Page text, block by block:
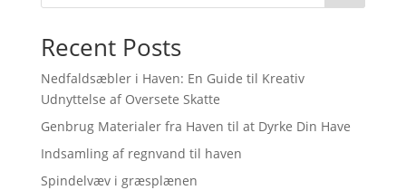
Recent Posts
Nedfaldsæbler i Haven: En Guide til Kreativ
Udnyttelse af Oversete Skatte
Genbrug Materialer fra Haven til at Dyrke Din Have
Indsamling af regnvand til haven
Spindelvæv i græsplænen